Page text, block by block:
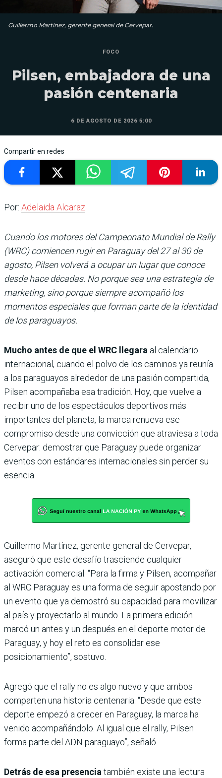
Guillermo Martínez, gerente general de Cervepar.
FOCO
Pilsen, embajadora de una
pasión centenaria
6 DE AGOSTO DE 2026 5:00
Compartir en redes
Por: Adelaida Alcaraz
Cuando los motores del Campeonato Mundial de Rally
(WRC) comiencen rugir en Paraguay del 27 al 30 de
agosto, Pilsen volverá a ocupar un lugar que conoce
desde hace décadas. No porque sea una estrategia de
marketing, sino porque siempre acompañó los
momentos especiales que forman parte de la identidad
de los paraguayos.
Mucho antes de que el WRC llegara al calendario
internacional, cuando el polvo de los caminos ya reunía
a los paraguayos alrededor de una pasión compartida,
Pilsen acompañaba esa tradición. Hoy, que vuelve a
recibir uno de los espectáculos deportivos más
importantes del planeta, la marca renueva ese
compromiso desde una convicción que atraviesa a toda
Cervepar: demostrar que Paraguay puede organizar
eventos con estándares internacionales sin perder su
esencia.
Guillermo Martínez, gerente general de Cervepar,
aseguró que este desafío trasciende cualquier
activación comercial. “Para la firma y Pilsen, acompañar
al WRC Paraguay es una forma de seguir apostando por
un evento que ya demostró su capacidad para movilizar
al país y proyectarlo al mundo. La primera edición
marcó un antes y un después en el deporte motor de
Paraguay, y hoy el reto es consolidar ese
posicionamiento”, sostuvo.
Agregó que el rally no es algo nuevo y que ambos
comparten una historia centenaria. “Desde que este
deporte empezó a crecer en Paraguay, la marca ha
venido acompañándolo. Al igual que el rally, Pilsen
forma parte del ADN paraguayo”, señaló.
Detrás de esa presenciatambién existe una lectura